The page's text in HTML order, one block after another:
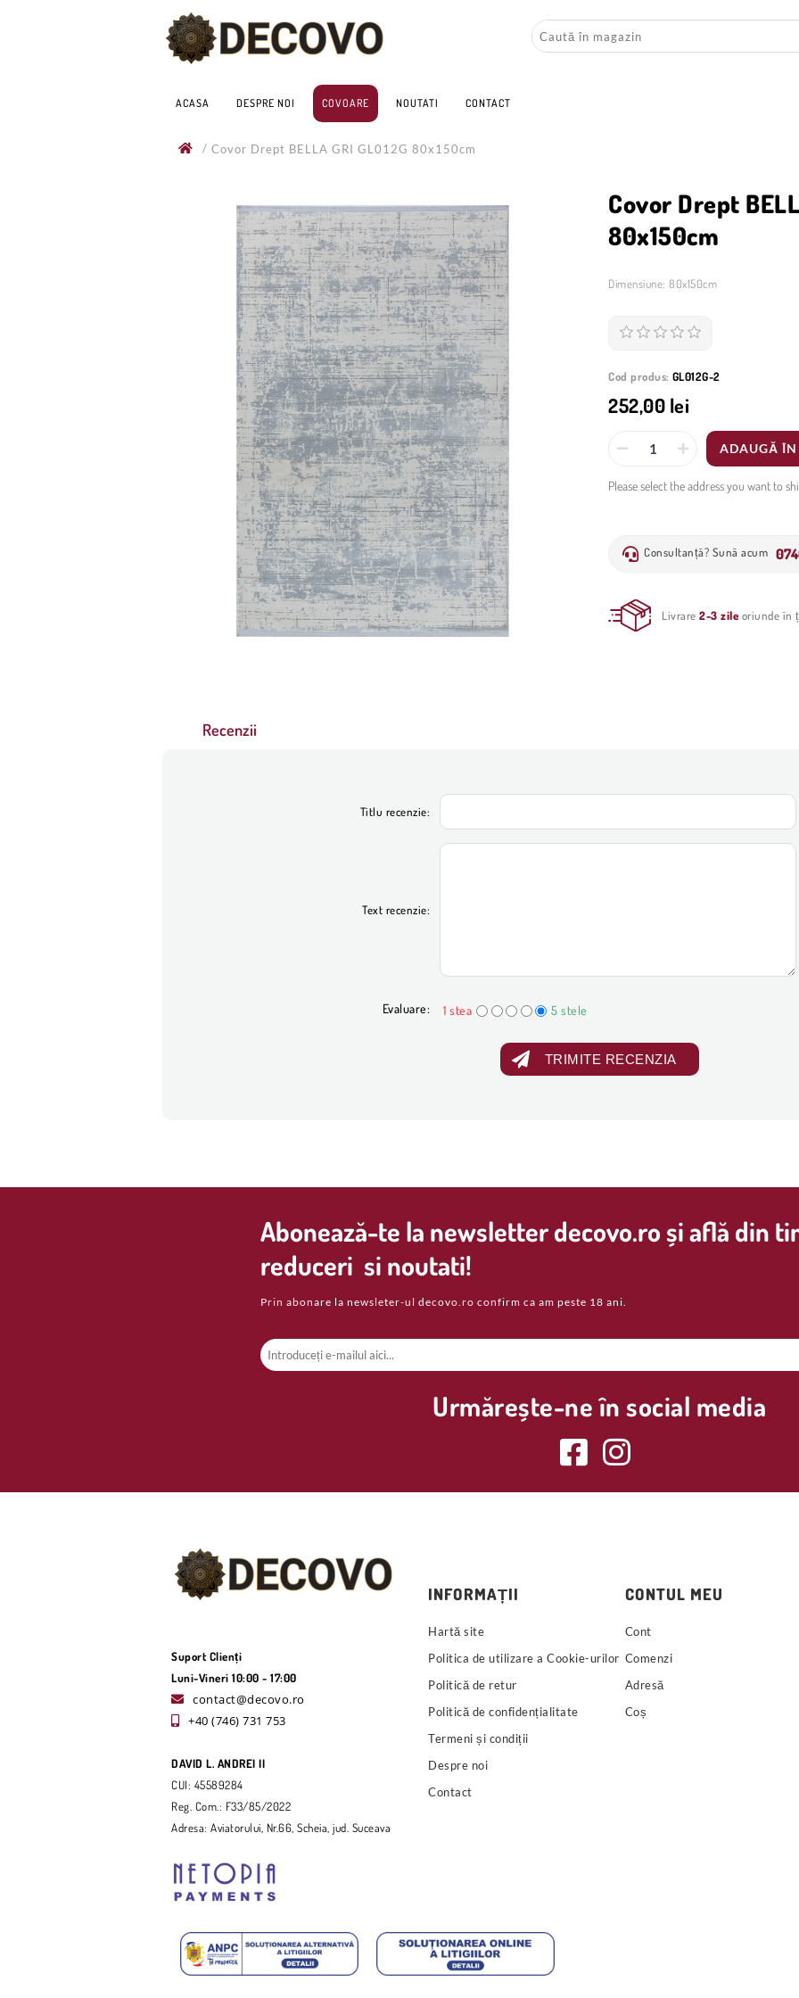
ACASA DESPRE NOI COVOARE NOUTATI CONTACT
/ Covor Drept BELLA GRI GL012G 80x150cm
Covor Drept
80x150cm
Dimensiune: 80x150cm
Cod produs: GL012G-2
252,00 lei
ADAUGĂ ÎN
Please select the address you want to
Consultanță? Sună acum
Livrare2-3 zile oriunde în
Recenzii
Titlu recenzie:
Text recenzie:
Evaluare: 1 stea 5 stele
TRIMITE RECENZIA
Abonează-te la newsletter decovo.ro și află din
reduceri si noutati!
Prin abonare la newsleter-ul decovo.ro confirm ca am peste 18 ani.
Urmărește-ne în social media
Suport Clienți
Luni-Vineri 10:00 - 17:00
contact@decovo.ro
+40 (746) 731 753
DAVID L. ANDREI II
CUI: 45589284
Reg. Com.: F33/85/2022
Adresa: Aviatorului, Nr.66, Scheia, jud. Suceava
INFORMAȚII
Hartă site
Politica de utilizare a Cookie-urilor
Politică de retur
Politică de confidențialitate
Termeni și condiții
Despre noi
Contact
CONTUL MEU
Cont
Comenzi
Adresă
Coș